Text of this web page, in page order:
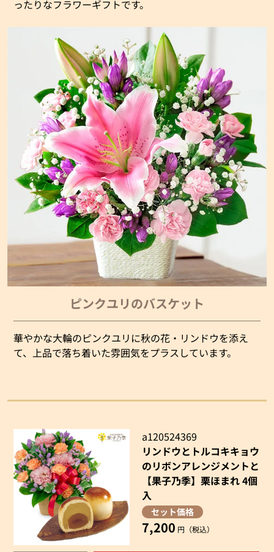
ったりなフラワーギフトです。
ピンクユリのバスケット
華やかな大輪のピンクユリに秋の花・リンドウを添え
て、上品で落ち着いた雰囲気をプラスしています。
a120524369
リンドウとトルコキキョウ
のリボンアレンジメントと
【果子乃季】栗ほまれ 4個
入
セット価格
7,200 円（税込）